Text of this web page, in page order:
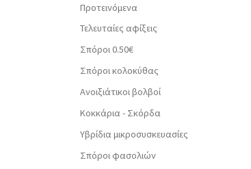
Προτεινόμενα
Τελευταίες αφίξεις
Σπόροι 0.50€
Σπόροι κολοκύθας
Ανοιξιάτικοι βολβοί
Κοκκάρια - Σκόρδα
Υβρίδια μικροσυσκευασίες
Σπόροι φασολιών